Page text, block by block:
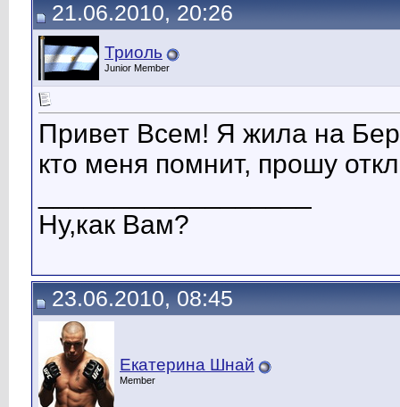
21.06.2010, 20:26
Триоль
Junior Member
Привет Всем! Я жила на
кто меня помнит, прошу
Ну,как Вам?
23.06.2010, 08:45
Екатерина Шнай
Member